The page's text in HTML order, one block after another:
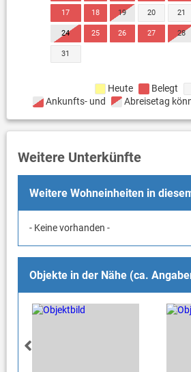
17 18 19 20 21
24 25 26 27 28
31
Heute Belegt
Ankunfts- und
Abreisetag
Weitere Unterkünfte
Weitere Wohneinheiten in
- Keine vorhanden -
Objekte in der Nähe (ca.